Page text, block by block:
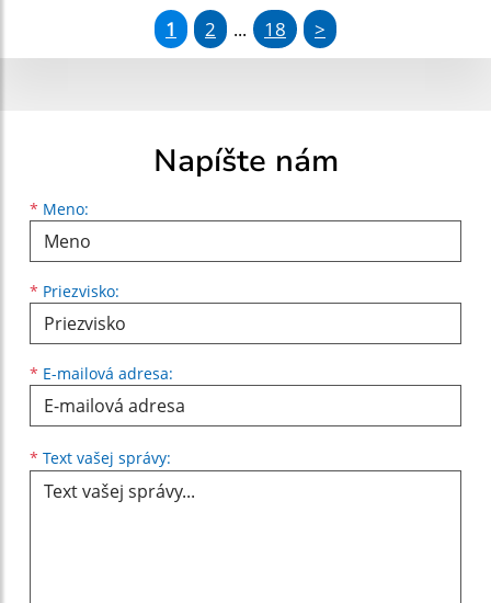
1 2 ... 18 >
Napíšte nám
* Meno:
Meno
* Priezvisko:
Priezvisko
* E-mailová adresa:
E-mailová adresa
* Text vašej správy: